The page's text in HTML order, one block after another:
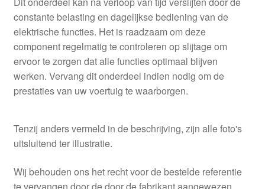
constante belasting en dagelijkse bediening van de
elektrische functies. Het is raadzaam om deze
component regelmatig te controleren op slijtage om
ervoor te zorgen dat alle functies optimaal blijven
werken. Vervang dit onderdeel indien nodig om de
prestaties van uw voertuig te waarborgen.
Tenzij anders vermeld in de beschrijving, zijn alle foto's
uitsluitend ter illustratie.
Wij behouden ons het recht voor de bestelde referentie
te vervangen door de door de fabrikant aangewezen